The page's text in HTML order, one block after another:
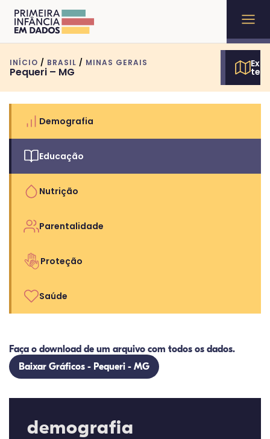
INÍCIO / BRASIL / MINAS GERAIS
Pequeri – MG
Demografia
Educação
Nutrição
Parentalidade
Proteção
Saúde
Faça o download de um arquivo com todos os dados.
Baixar Gráficos - Pequeri - MG
demografia